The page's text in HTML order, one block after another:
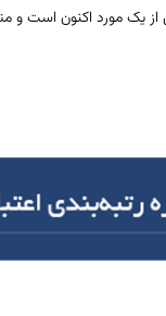
اکنون است و متوسط